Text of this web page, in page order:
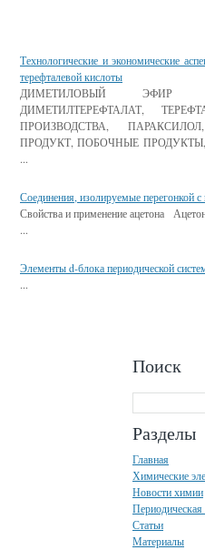
Технологические и экономические
терефталевой кислоты
ДИМЕТИЛОВЫЙ ЭФИР
ДИМЕТИЛТЕРЕФТАЛАТ,
ПРОИЗВОДСТВА,
ПРОДУКТ, ПОБОЧНЫЕ
...
Соединения, изолируемые перегонкой
Свойства и применение ацетона
...
Элементы d-блока периодической
...
Поиск
Разделы
Главная
Химические
Новости химии
Периодическая
Статьи
Материалы